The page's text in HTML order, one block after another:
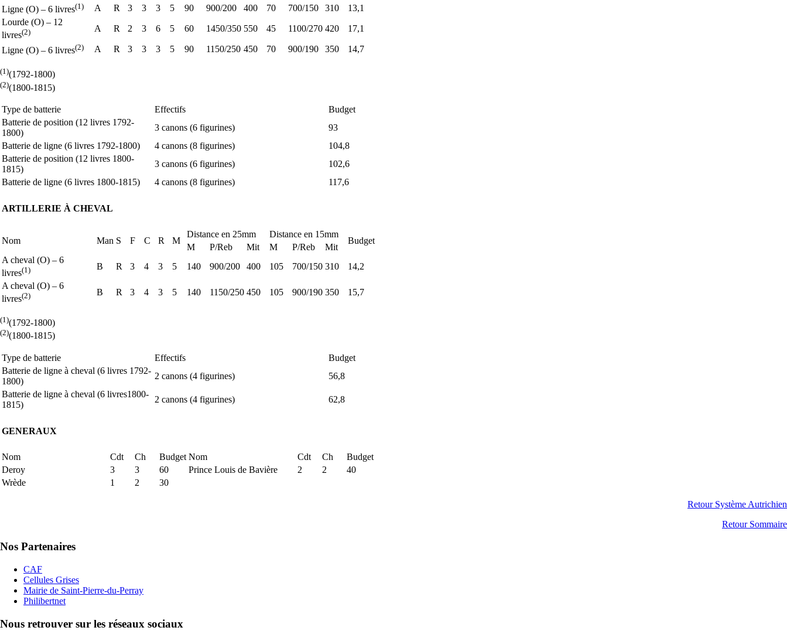
Ligne (O) – 6 livres(1) A R 3 3 3 5 90 900/200 400 70 700/150 310
13,1
Lourde (O) – 12
livres(2) A R 2 3 6 5 60 1450/350 550 45 1100/270 420 17,1
Ligne (O) – 6 livres(2) A R 3 3 3 5 90 1150/250 450 70 900/190 350 14,7
(1)(1792-1800)
(2)(1800-1815)
Type de batterie Effectifs
Budget
Batterie de position (12 livres 1792-
1800)
3 canons (6 figurines)
93
Batterie de ligne (6 livres 1792-1800)
4 canons (8 figurines)
104,8
Batterie de position (12 livres 1800-
1815)
3 canons (6 figurines)
102,6
Batterie de ligne (6 livres 1800-1815)
4 canons (8 figurines) 117,6
ARTILLERIE À CHEVAL
Nom Man S F C R M
Distance en 25mm Distance en 15mm
Budget
M P/Reb Mit M P/Reb
Mit
A cheval (O) – 6
livres(1) B R 3 4 3 5 140 900/200 400 105 700/150 310
14,2
A cheval (O) – 6
livres(2) B R 3 4 3 5 140 1150/250 450 105 900/190 350 15,7
(1)(1792-1800)
(2)(1800-1815)
Type de batterie Effectifs
Budget
Batterie de ligne à cheval (6 livres 1792-
1800)
2 canons (4 figurines)
56,8
Batterie de ligne à cheval (6 livres1800-
1815)
2 canons (4 figurines) 62,8
GENERAUX
Nom Cdt Ch Budget Nom Cdt Ch
Budget
Deroy
3 3 60 Prince Louis de Bavière 2 2
40
Wrède
1 2 30
Retour Système Autrichien
Retour Sommaire
Nos Partenaires
CAF
Cellules Grises
Mairie de Saint-Pierre-du-Perray
Philibertnet
Nous retrouver sur les réseaux sociaux